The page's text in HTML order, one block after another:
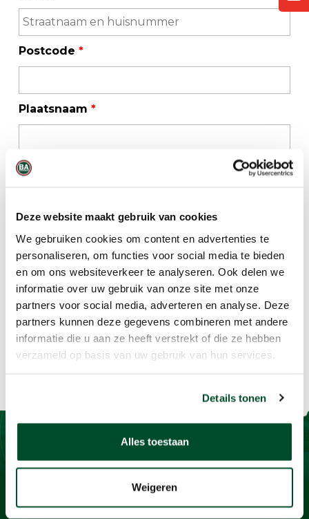
Deze website maakt gebruik van cookies
We gebruiken cookies om content en advertenties te
personaliseren, om functies voor social media te bieden
en om ons websiteverkeer te analyseren. Ook delen we
informatie over uw gebruik van onze site met onze
partners voor social media, adverteren en analyse. Deze
partners kunnen deze gegevens combineren met andere
informatie die u aan ze heeft verstrekt of die ze hebben
verzameld op basis van uw gebruik van hun services.
Details tonen
Alles toestaan
Weigeren
Postcode *
Plaatsnaam *
Telefoonnummer
E-mailadres*
Contact
BaSystemen BV
Protonstraat 13G